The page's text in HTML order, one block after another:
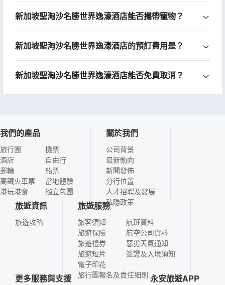
新加坡聖淘沙名勝世界逸濠酒店能否攜帶寵物？
新加坡聖淘沙名勝世界逸濠酒店的預訂費用是？
新加坡聖淘沙名勝世界逸濠酒店能否免費取消？
我們的產品
旅行團
酒店
郵輪
高鐵火車票
港玩港食
機票
自由行
船票
當地體驗
獨立包團
關於我們
公司背景
最新動向
新聞發佈
分行位置
人才招聘及發展
私隱政策
旅遊資訊
旅遊攻略
旅遊服務
旅客須知
旅遊保險
旅遊禮券
旅遊短片
電子印花
航班資料
航空公司資料
惡劣天氣通知
簽證及入境須知
旅行團報名及責任細則
更多服務與支援 永安旅遊APP